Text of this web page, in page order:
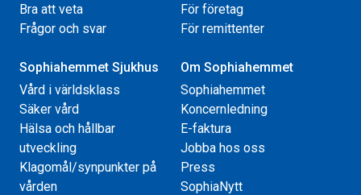
Bra att veta
Frågor och svar
För företag
För remittenter
Sophiahemmet Sjukhus
Vård i världsklass
Säker vård
Hälsa och hållbar
utveckling
Klagomål/synpunkter på
vården
Om Sophiahemmet
Sophiahemmet
Koncernledning
E-faktura
Jobba hos oss
Press
SophiaNytt